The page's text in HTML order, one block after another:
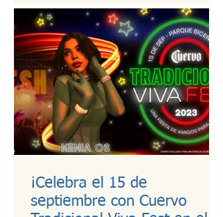
¡Celebra el 15 de
septiembre con Cuervo